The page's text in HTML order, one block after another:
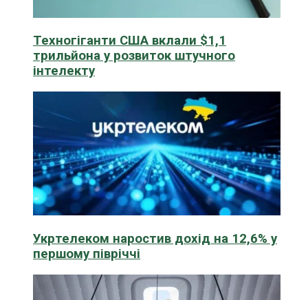
Техногіганти США вклали $1,1
трильйона у розвиток штучного
інтелекту
Укртелеком наростив дохід на 12,6% у
першому півріччі